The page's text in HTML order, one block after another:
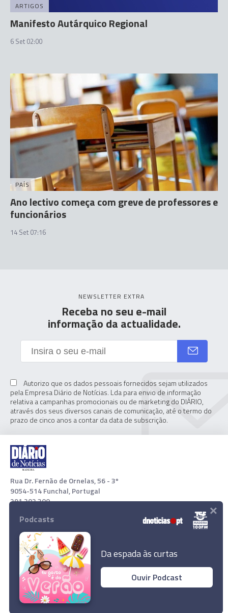
Perigo de quarta vaga "fulminante" na
Alemanha se vacinação não acelerar
Ler Artigo
ARTIGOS
Manifesto Autárquico Regional
6 Set 02:00
PAÍS
Ano lectivo começa com greve de professores e
funcionários
14 Set 07:16
NEWSLETTER EXTRA
Receba no seu e-mail
informação da actualidade.
Autorizo que os dados pessoais fornecidos sejam utilizados
pela Empresa Diário de Notícias. Lda para envio de informação
relativa a campanhas promocionais ou de marketing do DIÁRIO,
através dos seus diversos canais de comunicação, até o termo do
prazo de cinco anos a contar da data de subscrição.
Rua Dr. Fernão de Ornelas, 56 - 3º
9054-514 Funchal, Portugal
291 202 300
Download App
© 2021 Empresa Diário de Notícias, Lda. Todos os direitos
reservados.
Podcasts
Da espada às curtas
Ouvir Podcast
×